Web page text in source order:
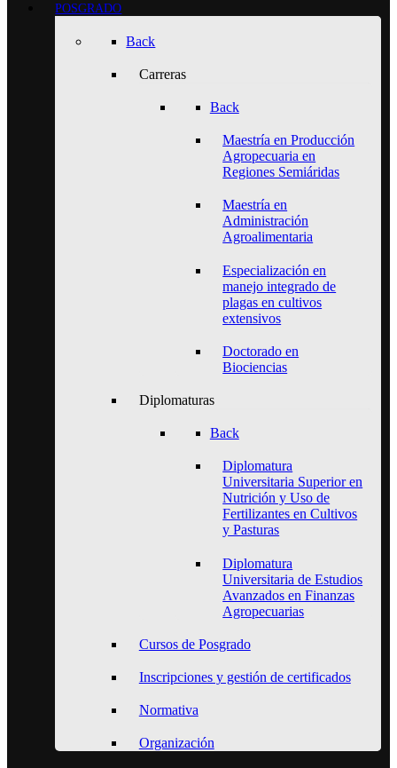
POSGRADO
Back
Carreras
Back
Maestría en Producción
Agropecuaria en
Regiones Semiáridas
Maestría en
Administración
Agroalimentaria
Especialización en
manejo integrado de
plagas en cultivos
extensivos
Doctorado en
Biociencias
Diplomaturas
Back
Diplomatura
Universitaria Superior en
Nutrición y Uso de
Fertilizantes en Cultivos
y Pasturas
Diplomatura
Universitaria de Estudios
Avanzados en Finanzas
Agropecuarias
Cursos de Posgrado
Inscripciones y gestión de certificados
Normativa
Organización